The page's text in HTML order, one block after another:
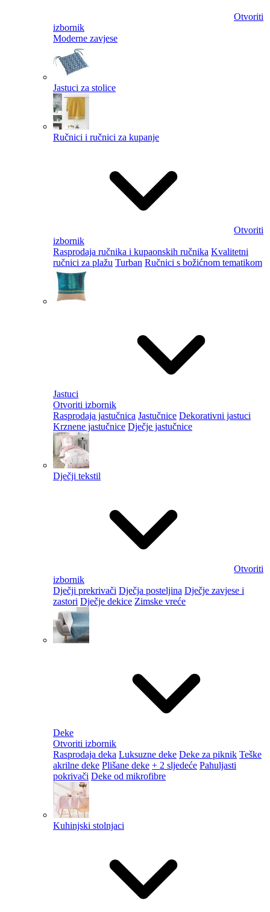
Otvoriti
izbornik
Moderne zavjese
Jastuci za stolice
Ručnici i ručnici za kupanje
Otvoriti
izbornik
Rasprodaja ručnika i kupaonskih ručnika Kvalitetni
ručnici za plažu Turban Ručnici s božićnom tematikom
Jastuci
Otvoriti izbornik
Rasprodaja jastučnica Jastučnice Dekorativni jastuci
Krznene jastučnice Dječje jastučnice
Dječji tekstil
Otvoriti
izbornik
Dječji prekrivači Dječja posteljina Dječje zavjese i
zastori Dječje dekice Zimske vreće
Deke
Otvoriti izbornik
Rasprodaja deka Luksuzne deke Deke za piknik Teške
akrilne deke Plišane deke + 2 sljedeće Pahuljasti
pokrivači Deke od mikrofibre
Kuhinjski stolnjaci